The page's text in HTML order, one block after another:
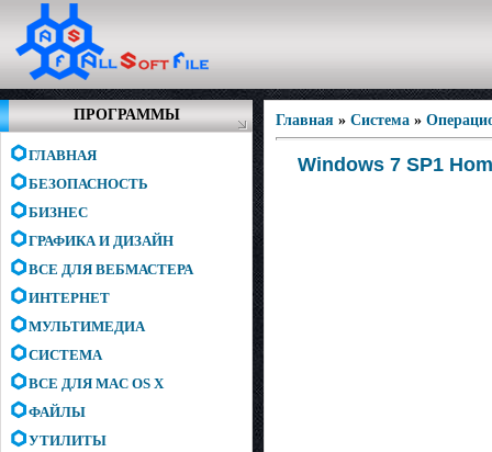
ПРОГРАММЫ
ГЛАВНАЯ
БЕЗОПАСНОСТЬ
БИЗНЕС
ГРАФИКА И ДИЗАЙН
ВСЕ ДЛЯ ВЕБМАСТЕРА
ИНТЕРНЕТ
МУЛЬТИМЕДИА
СИСТЕМА
ВСЕ ДЛЯ MAC OS X
ФАЙЛЫ
УТИЛИТЫ
Главная » Система »
Windows 7 SP1